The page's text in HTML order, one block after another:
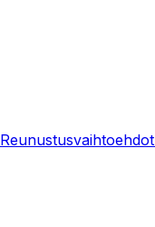
Reunustusvaihtoehdot